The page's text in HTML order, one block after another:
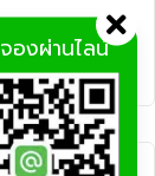
จองผ่านไลน์